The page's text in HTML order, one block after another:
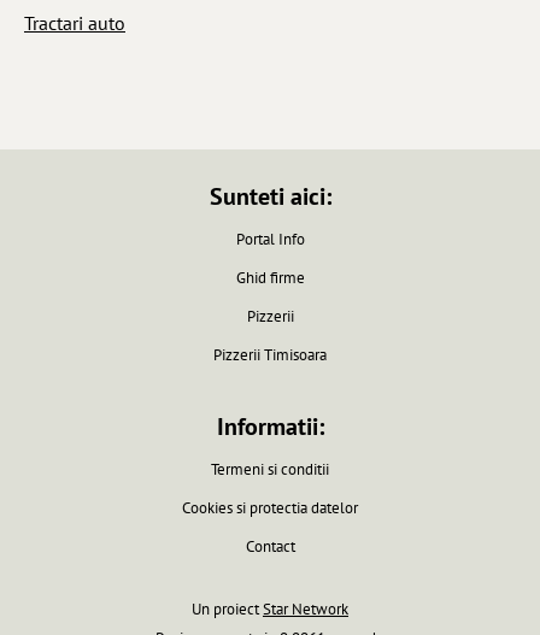
Tractari auto
Sunteti aici:
Portal Info
Ghid firme
Pizzerii
Pizzerii Timisoara
Informatii:
Termeni si conditii
Cookies si protectia datelor
Contact
Un proiectStar Network